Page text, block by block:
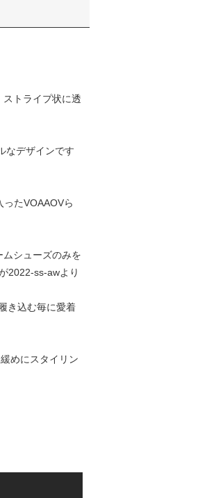
トライプ状に透
なデザインです
たVOAAOVら
シューズのみを
2022-ss-awより
き込む毎に愛着
めにスタイリン